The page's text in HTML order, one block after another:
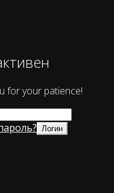
for your patience!